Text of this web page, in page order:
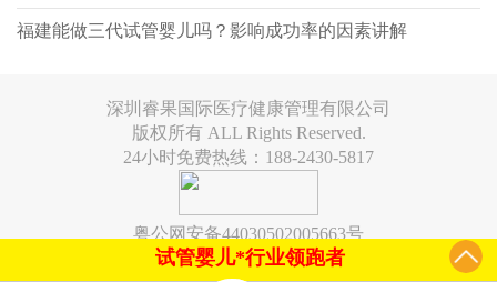
福建能做三代试管婴儿吗？影响成功率的因素讲解
深圳睿果国际医疗健康管理有限公司
版权所有 ALL Rights Reserved.
24小时免费热线：188-2430-5817
粤公网安备44030502005663号
试管婴儿*行业领跑者